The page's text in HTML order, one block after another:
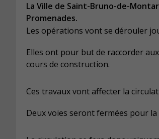
La Ville de Saint-Bruno-de-
Promenades.
Les opérations vont se dérouler
Elles ont pour but de raccorder
cours de construction.
Ces travaux vont affecter la
Deux voies seront fermées pour la